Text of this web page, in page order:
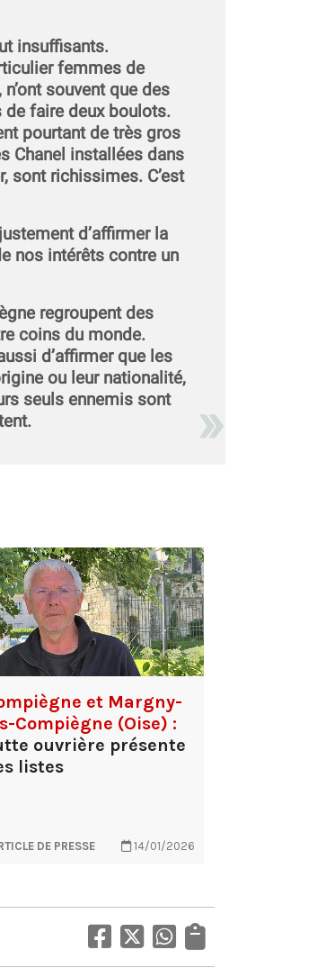
insuffisants.
femmes de
souvent que des
faire deux boulots.
pourtant de très gros
Chanel installées dans
sont richissimes. C’est
d’affirmer la
nos intérêts contre un
regroupent des
coins du monde.
d’affirmer que les
ou leur nationalité,
seuls ennemis sont
et Margny-
Compiègne (Oise) :
ouvrière présente
listes
DE PRESSE 14/01/2026